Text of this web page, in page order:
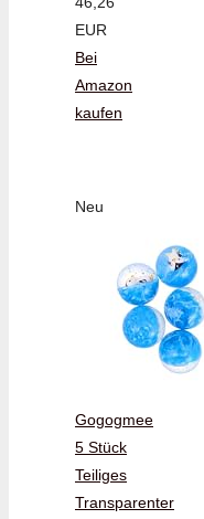
EUR
Bei
Amazon
kaufen
Neu
Gogogmee
5 Stück
Teiliges
Transparenter